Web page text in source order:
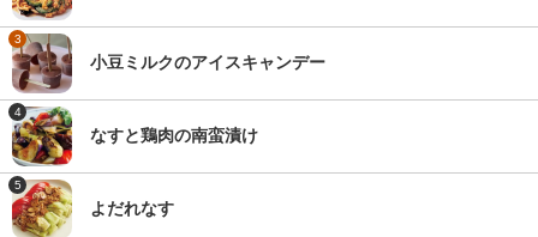
3
小豆ミルクのアイスキャンデー
4
なすと鶏肉の南蛮漬け
5
よだれなす